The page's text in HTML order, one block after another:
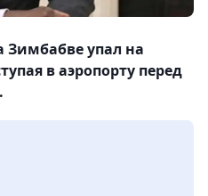
Зимбабве упал на
в аэропорту перед